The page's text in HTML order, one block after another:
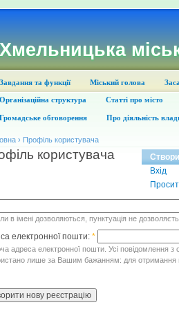
Завдання та функції Міський голова
Організаційна структура Статті про місто
Громадське обговорення Про діяльність
› Профіль користувача
користувача
Вхід
в імені дозволяються, пунктуація не
електронної пошти: *
адреса електронної пошти. Усі повідомлення
лише за Вашим бажанням: для отримання